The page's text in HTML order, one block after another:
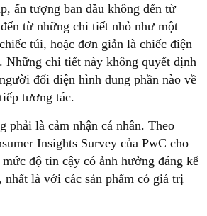
ấn tượng ban đầu không đến từ
từ những chi tiết nhỏ như một
túi, hoặc đơn giản là chiếc điện
chi tiết này không quyết định
đối diện hình dung phần nào về
tương tác.
phải là cảm nhận cá nhân. Theo
Insights Survey của PwC cho
độ tin cậy có ảnh hưởng đáng kể
nhất là với các sản phẩm có giá trị